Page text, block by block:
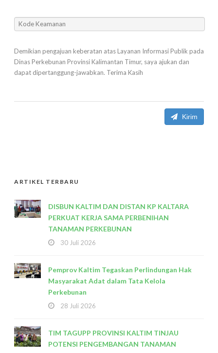
Demikian pengajuan keberatan atas Layanan Informasi Publik pada
Dinas Perkebunan Provinsi Kalimantan Timur, saya ajukan dan
dapat dipertanggung-jawabkan. Terima Kasih
Kirim
ARTIKEL TERBARU
DISBUN KALTIM DAN DISTAN KP KALTARA
PERKUAT KERJA SAMA PERBENIHAN
TANAMAN PERKEBUNAN
30 Juli 2026
Pemprov Kaltim Tegaskan Perlindungan Hak
Masyarakat Adat dalam Tata Kelola
Perkebunan
28 Juli 2026
TIM TAGUPP PROVINSI KALTIM TINJAU
POTENSI PENGEMBANGAN TANAMAN